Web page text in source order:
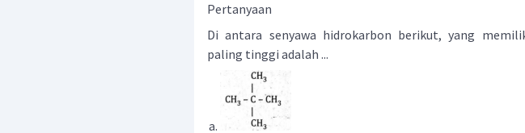
Pertanyaan
Di antara senyawa hidrokarbon berikut, yang
paling tinggi adalah ...